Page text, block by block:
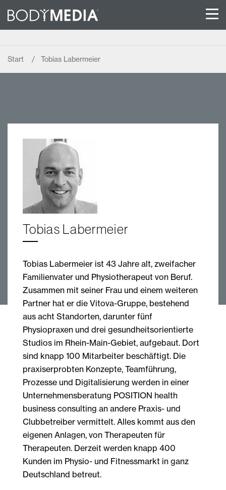
Start Tobias Labermeier
Tobias Labermeier
Tobias Labermeier ist 43 Jahre alt, zweifacher
Familienvater und Physiotherapeut von Beruf.
Zusammen mit seiner Frau und einem weiteren
Partner hat er die Vitova-Gruppe, bestehend
aus acht Standorten, darunter fünf
Physiopraxen und drei gesundheitsorientierte
Studios im Rhein-Main-Gebiet, aufgebaut. Dort
sind knapp 100 Mitarbeiter beschäftigt. Die
praxis­erprobten Konzepte, Teamführung,
Prozesse und Digitalisierung ­werden in einer
Unternehmensberatung ­POSITION health
business consulting an andere Praxis- und
Clubbetreiber vermittelt. Alles kommt aus den
eigenen Anlagen, von Therapeuten für
Therapeuten. Derzeit werden knapp 400
Kunden im Physio- und Fitnessmarkt in ganz
Deutschland betreut.